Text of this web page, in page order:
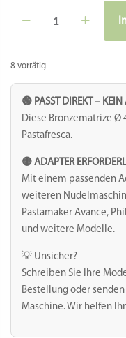
8 vorrätig
Bronze
Jurassic
Menge
🟢 PASST DIREKT – KEIN
Diese Bronzematrize Ø
Pastafresca.
🟡 ADAPTER
Mit einem passenden
weiteren
Pastamaker Avance,
und weitere Modelle.
💡 Unsicher?
Schreiben Sie Ihre
Bestellung oder
Maschine. Wir helfen